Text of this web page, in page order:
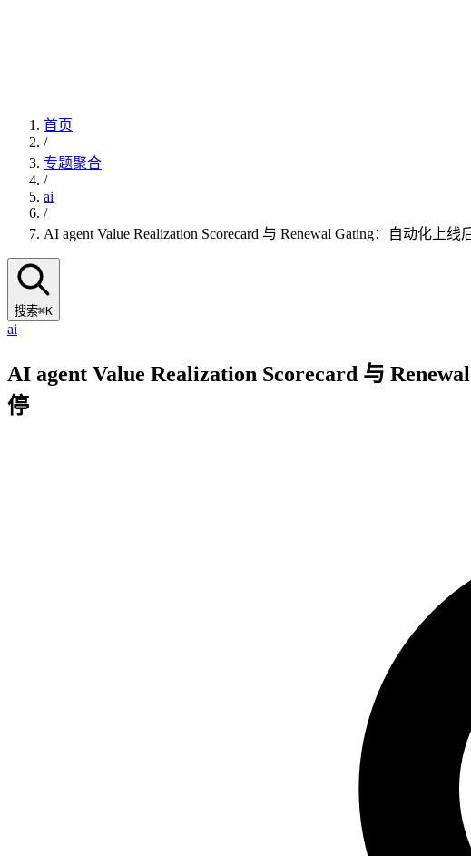
首页
/
专题聚合
/
ai
/
AI agent Value Realization Scorecard 与 Renewal Gating：自动化
搜索⌘K
ai
AI agent Value Realization Scorecard 与
停